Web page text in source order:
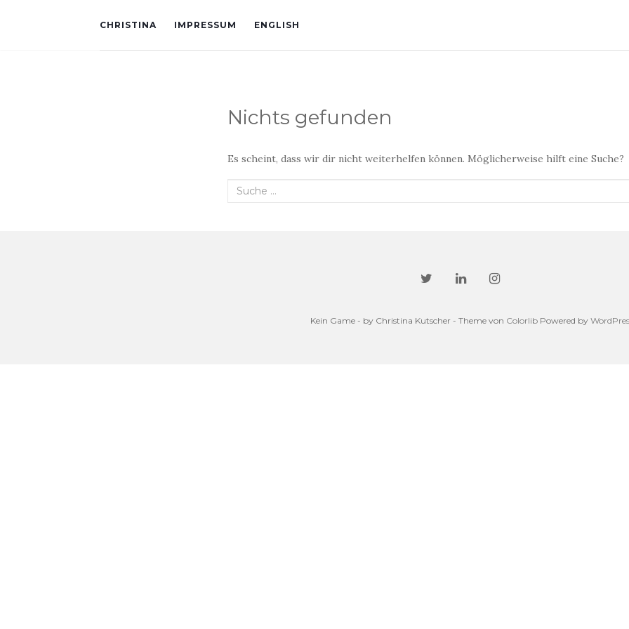
CHRISTINA IMPRESSUM ENGLISH
Nichts gefunden
Es scheint, dass wir dir nicht weiterhelfen können. Möglicherweise hilft eine Suche?
Suche
Kein Game - by Christina Kutscher - Theme von Colorlib Powered by